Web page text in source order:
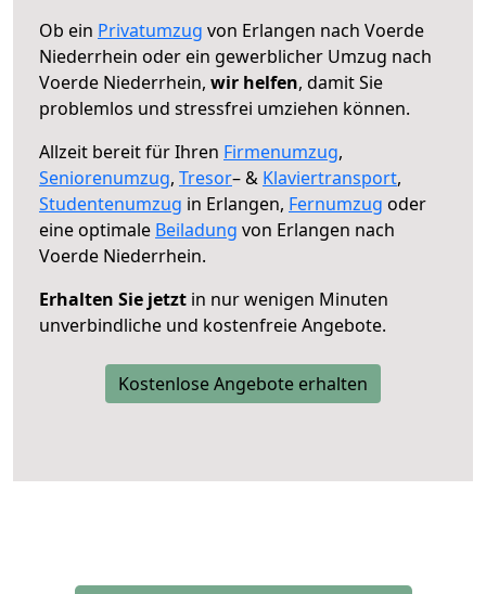
Ob ein Privatumzug von Erlangen nach Voerde
Niederrhein oder ein gewerblicher Umzug nach
Voerde Niederrhein, wir helfen, damit Sie
problemlos und stressfrei umziehen können.
Allzeit bereit für Ihren Firmenumzug,
Seniorenumzug, Tresor– & Klaviertransport,
Studentenumzug in Erlangen, Fernumzug oder
eine optimale Beiladung von Erlangen nach
Voerde Niederrhein.
Erhalten Sie jetzt in nur wenigen Minuten
unverbindliche und kostenfreie Angebote.
Kostenlose Angebote erhalten